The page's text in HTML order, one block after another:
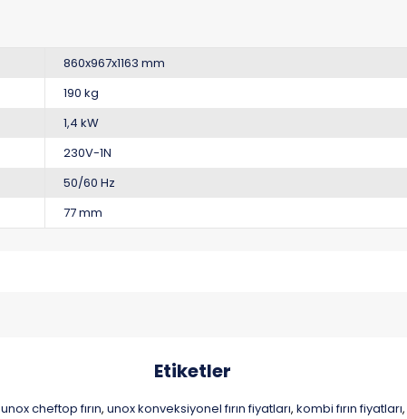
860x967x1163 mm
190 kg
1,4 kW
230V-1N
50/60 Hz
77 mm
Etiketler
unox cheftop fırın, unox konveksiyonel fırın fiyatları, kombi fırın fiyatları,